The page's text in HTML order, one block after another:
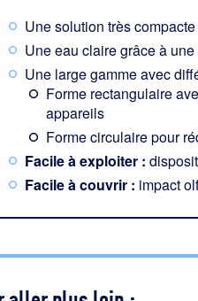
Une solution très compacte
Une eau claire grâce à
Une large gamme avec
Forme rectangulaire
appareils
Forme circulaire pour
Facile à exploiter :
Facile à couvrir : impact